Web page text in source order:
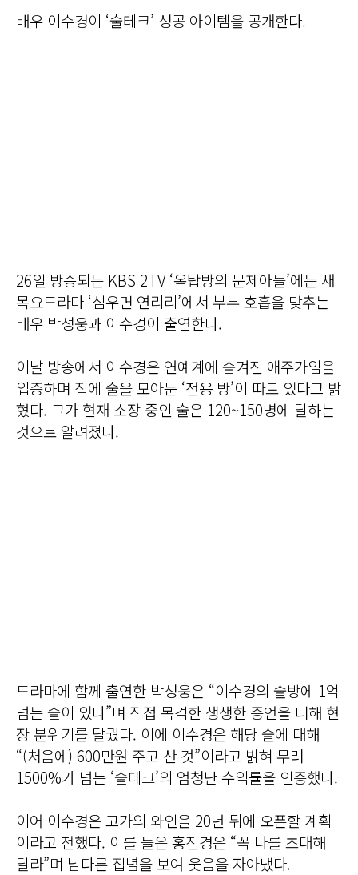
배우 이수경이 ‘술테크’ 성공 아이템을 공개한다.
26일 방송되는 KBS 2TV ‘옥탑방의 문제아들’에는 새
목요드라마 ‘심우면 연리리’에서 부부 호흡을 맞추는
배우 박성웅과 이수경이 출연한다.
이날 방송에서 이수경은 연예계에 숨겨진 애주가임을
입증하며 집에 술을 모아둔 ‘전용 방’이 따로 있다고 밝
혔다. 그가 현재 소장 중인 술은 120~150병에 달하는
것으로 알려졌다.
드라마에 함께 출연한 박성웅은 “이수경의 술방에 1억
넘는 술이 있다”며 직접 목격한 생생한 증언을 더해 현
장 분위기를 달궜다. 이에 이수경은 해당 술에 대해
“(처음에) 600만원 주고 산 것”이라고 밝혀 무려
1500%가 넘는 ‘술테크’의 엄청난 수익률을 인증했다.
이어 이수경은 고가의 와인을 20년 뒤에 오픈할 계획
이라고 전했다. 이를 들은 홍진경은 “꼭 나를 초대해
달라”며 남다른 집념을 보여 웃음을 자아냈다.